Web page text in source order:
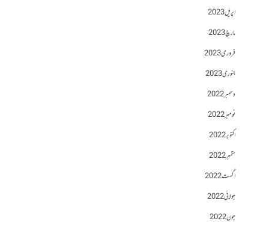
اپریل 2023
مارچ 2023
فروری 2023
جنوری 2023
دسمبر 2022
نومبر 2022
اکتوبر 2022
ستمبر 2022
اگست 2022
جولائی 2022
جون 2022